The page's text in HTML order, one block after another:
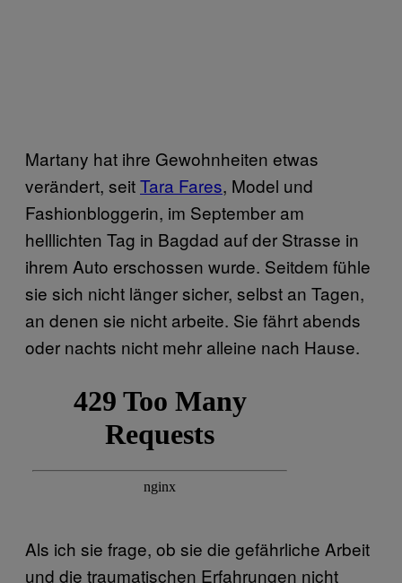
Martany hat ihre Gewohnheiten etwas
verändert, seitTara Fares, Model und
Fashionbloggerin, im September am
helllichten Tag in Bagdad auf der Strasse in
ihrem Auto erschossen wurde. Seitdem fühle
sie sich nicht länger sicher, selbst an Tagen,
an denen sie nicht arbeite. Sie fährt abends
oder nachts nicht mehr alleine nach Hause.
Als ich sie frage, ob sie die gefährliche Arbeit
und die traumatischen Erfahrungen nicht